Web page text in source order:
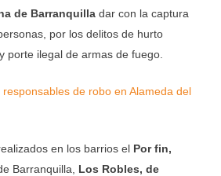
de Barranquilla dar con la captura
por los delitos de hurto
porte ilegal de armas de fuego.
de robo en Alameda del
en los barrios el Por fin,
Barranquilla, Los Robles, de